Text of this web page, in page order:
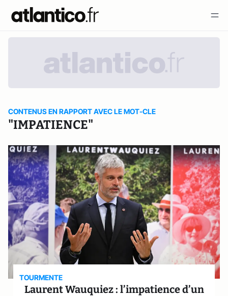
CONTENUS EN RAPPORT AVEC LE MOT-CLE
"IMPATIENCE"
TOURMENTE
Laurent Wauquiez : l’impatience d’un